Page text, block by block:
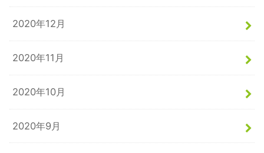
2020年12月
2020年11月
2020年10月
2020年9月